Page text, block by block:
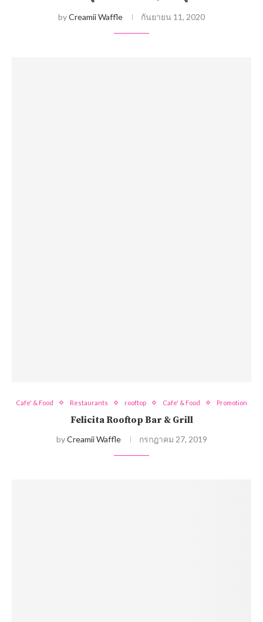
byCreamii Waffle กันยายน 11, 2020
Cafe' & Food Restaurants rooftop Cafe' & Food Promotion
Felicita Rooftop Bar & Grill
byCreamii Waffle กรกฎาคม 27, 2019